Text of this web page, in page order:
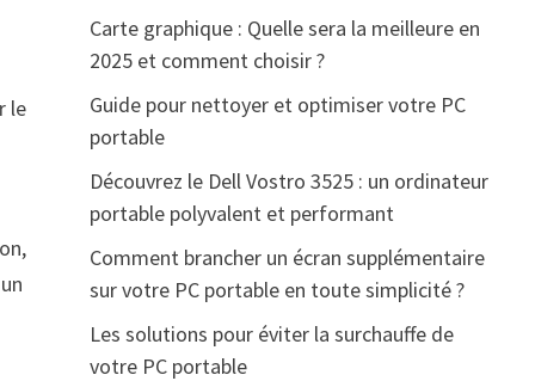
le
Carte graphique : Quelle sera la meilleure en
2025 et comment choisir ?
Guide pour nettoyer et optimiser votre PC
portable
Découvrez le Dell Vostro 3525 : un ordinateur
portable polyvalent et performant
Comment brancher un écran supplémentaire
sur votre PC portable en toute simplicité ?
Les solutions pour éviter la surchauffe de
votre PC portable